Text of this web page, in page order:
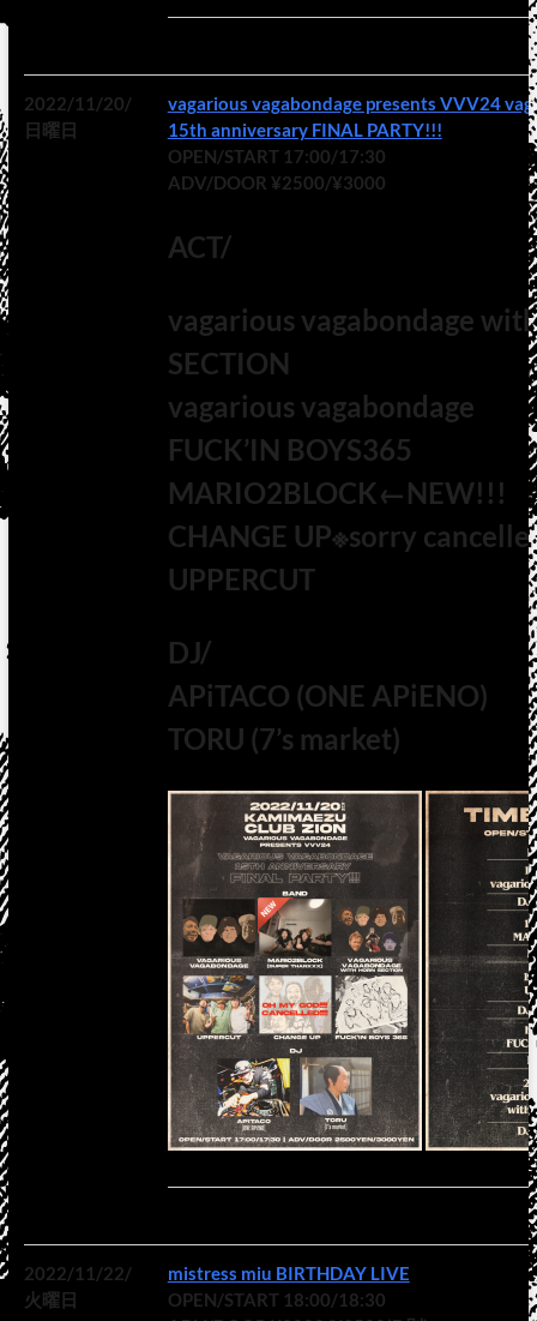
2022/11/20/
日曜日
vagarious vagabondage presents VVV24
15th anniversary FINAL PARTY!!!
OPEN/START 17:00/17:30
ADV/DOOR ¥2500/¥3000
ACT/
vagarious vagabondage
SECTION
vagarious vagabondage
FUCK’IN BOYS365
MARIO2BLOCK←NEW!!!
CHANGE UP※sorry
UPPERCUT
DJ/
APiTACO (ONE APiENO)
TORU (7’s market)
2022/11/22/
火曜日
mistress miu BIRTHDAY LIVE
OPEN/START 18:00/18:30